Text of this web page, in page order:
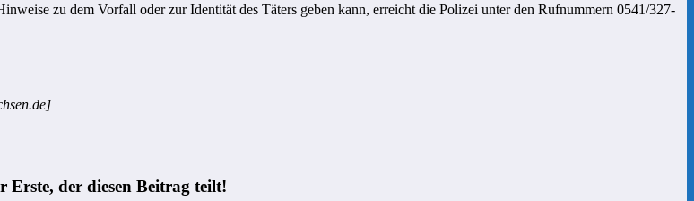
zu dem Vorfall oder zur Identität des Täters geben kann, erreicht die Polizei unter den Rufnummern 0541/327-
Erste, der diesen Beitrag teilt!